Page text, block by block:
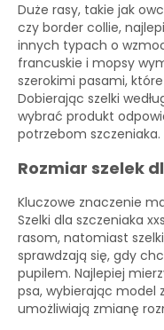
Duże rasy, takie jak
czy border collie,
innych typach o
francuskie i mopsy
szerokimi pasami,
Dobierając szelki
wybrać produkt
potrzebom szczeniaka.
Rozmiar szelek
Kluczowe znaczenie
Szelki dla szczeniaka
rasom, natomiast
sprawdzają się, gdy
pupilem. Najlepiej
psa, wybierając model
umożliwiają zmianę